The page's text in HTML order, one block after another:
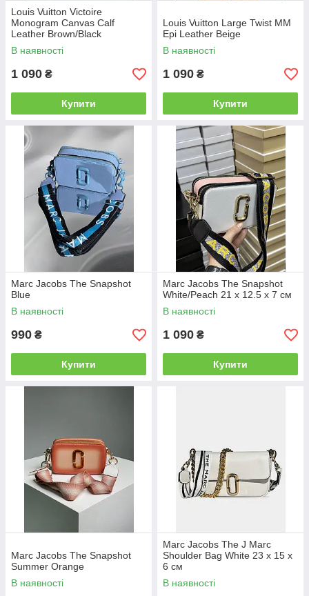
Louis Vuitton Victoire
Monogram Canvas Calf
Leather Brown/Black
В наявності
1 090 ₴
Купити
Louis Vuitton Large Twist MM
Epi Leather Beige
В наявності
1 090 ₴
Купити
Marc Jacobs The Snapshot
Blue
В наявності
990 ₴
Купити
Marc Jacobs The Snapshot
White/Peach 21 х 12.5 х 7 см
В наявності
1 090 ₴
Купити
Marc Jacobs The Snapshot
Summer Orange
В наявності
Marc Jacobs The J Marc
Shoulder Bag White 23 х 15 х
6 см
В наявності